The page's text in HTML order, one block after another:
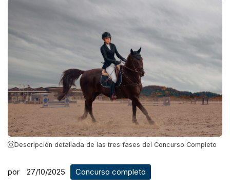
Descripción detallada de las tres fases del Concurso Completo
por 27/10/2025 Concurso completo